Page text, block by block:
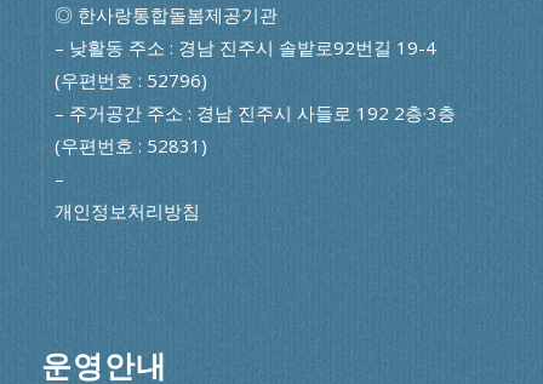
◎ 한사랑통합돌봄제공기관
– 낮활동 주소 : 경남 진주시 솔밭로92번길 19-4
(우편번호 : 52796)
– 주거공간 주소 : 경남 진주시 사들로 192 2층·3층
(우편번호 : 52831)
–
개인정보처리방침
운영안내